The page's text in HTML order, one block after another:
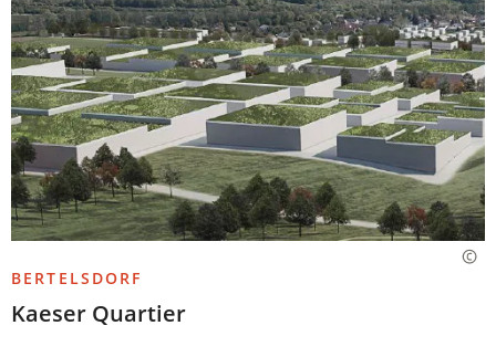
BERTELSDORF
Kaeser Quartier